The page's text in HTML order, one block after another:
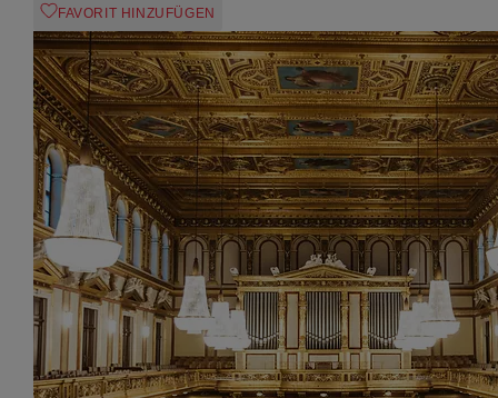
FAVORIT HINZUFÜGEN